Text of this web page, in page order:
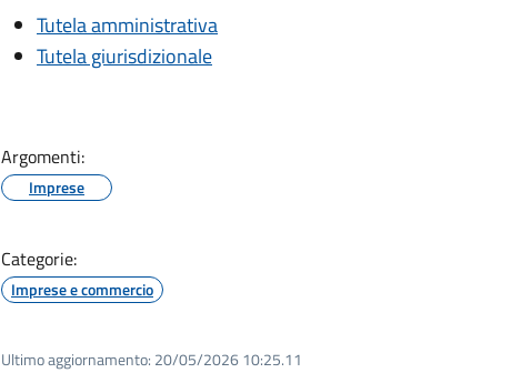
Tutela amministrativa
Tutela giurisdizionale
Argomenti:
Imprese
Categorie:
Imprese e commercio
Ultimo aggiornamento: 20/05/2026 10:25.11